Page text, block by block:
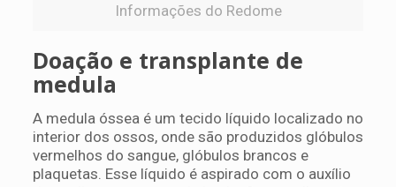
Informações do Redome
Doação e transplante de
medula
A medula óssea é um tecido líquido localizado no
interior dos ossos, onde são produzidos glóbulos
vermelhos do sangue, glóbulos brancos e
plaquetas. Esse líquido é aspirado com o auxílio